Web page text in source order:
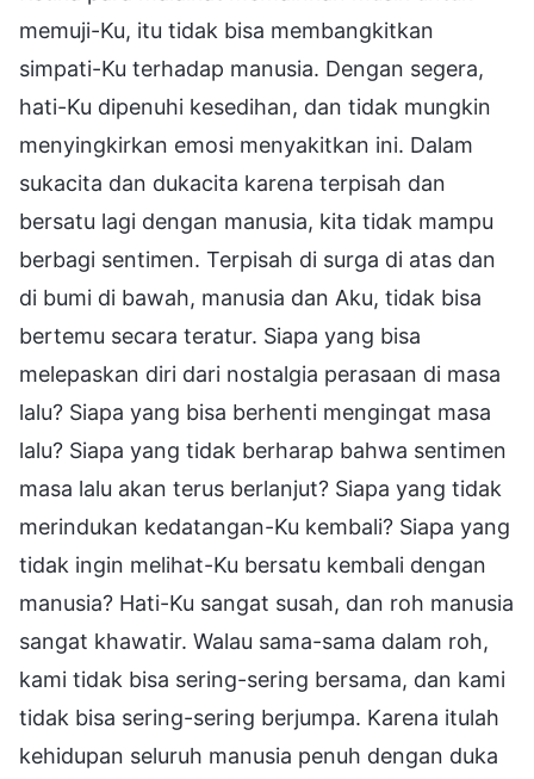
memuji-Ku, itu tidak bisa membangkitkan
simpati-Ku terhadap manusia. Dengan segera,
hati-Ku dipenuhi kesedihan, dan tidak mungkin
menyingkirkan emosi menyakitkan ini. Dalam
sukacita dan dukacita karena terpisah dan
bersatu lagi dengan manusia, kita tidak mampu
berbagi sentimen. Terpisah di surga di atas dan
di bumi di bawah, manusia dan Aku, tidak bisa
bertemu secara teratur. Siapa yang bisa
melepaskan diri dari nostalgia perasaan di masa
lalu? Siapa yang bisa berhenti mengingat masa
lalu? Siapa yang tidak berharap bahwa sentimen
masa lalu akan terus berlanjut? Siapa yang tidak
merindukan kedatangan-Ku kembali? Siapa yang
tidak ingin melihat-Ku bersatu kembali dengan
manusia? Hati-Ku sangat susah, dan roh manusia
sangat khawatir. Walau sama-sama dalam roh,
kami tidak bisa sering-sering bersama, dan kami
tidak bisa sering-sering berjumpa. Karena itulah
kehidupan seluruh manusia penuh dengan duka